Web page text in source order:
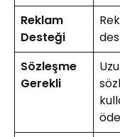
Reklam
Desteği
Sözleşme
Gerekli
öde